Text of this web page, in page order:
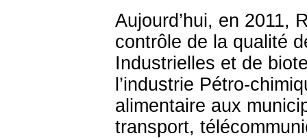
Aujourd’hui, en 2011,
contrôle de la qualité
Industrielles et de
l’industrie Pétro-
alimentaire aux
transport,